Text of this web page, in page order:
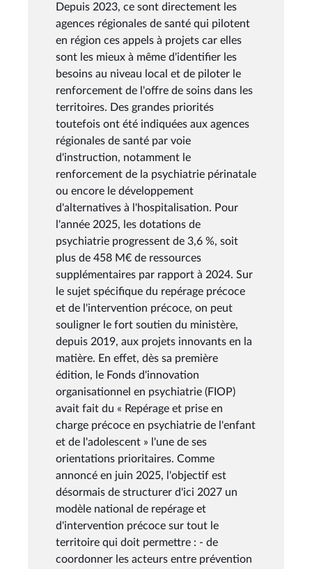
Depuis 2023, ce sont directement les
agences régionales de santé qui pilotent
en région ces appels à projets car elles
sont les mieux à même d'identifier les
besoins au niveau local et de piloter le
renforcement de l'offre de soins dans les
territoires. Des grandes priorités
toutefois ont été indiquées aux agences
régionales de santé par voie
d'instruction, notamment le
renforcement de la psychiatrie périnatale
ou encore le développement
d'alternatives à l'hospitalisation. Pour
l'année 2025, les dotations de
psychiatrie progressent de 3,6 %, soit
plus de 458 M€ de ressources
supplémentaires par rapport à 2024. Sur
le sujet spécifique du repérage précoce
et de l'intervention précoce, on peut
souligner le fort soutien du ministère,
depuis 2019, aux projets innovants en la
matière. En effet, dès sa première
édition, le Fonds d'innovation
organisationnel en psychiatrie (FIOP)
avait fait du « Repérage et prise en
charge précoce en psychiatrie de l'enfant
et de l'adolescent » l'une de ses
orientations prioritaires. Comme
annoncé en juin 2025, l'objectif est
désormais de structurer d'ici 2027 un
modèle national de repérage et
d'intervention précoce sur tout le
territoire qui doit permettre : - de
coordonner les acteurs entre prévention